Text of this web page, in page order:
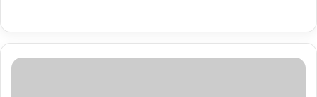
MasterChef